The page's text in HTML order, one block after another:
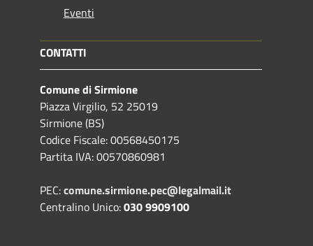
Eventi
CONTATTI
Comune di Sirmione
Piazza Virgilio, 52 25019
Sirmione (BS)
Codice Fiscale: 00568450175
Partita IVA: 00570860981
PEC:comune.sirmione.pec@legalmail.it
Centralino Unico:030 9909100